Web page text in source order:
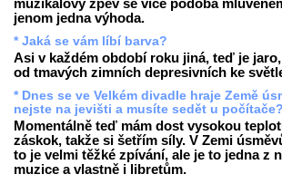
muzikálový zpěv se více podobá
jenom jedna výhoda.
* Jaká se vám líbí barva?
Asi v každém období roku jiná, teď je
od tmavých zimních depresivních ke
* Dnes se ve Velkém divadle hraje Země
nejste na jevišti a musíte sedět u počítače?
Momentálně teď mám dost vysokou
záskok, takže si šetřím síly. V Zemi
to je velmi těžké zpívání, ale je to jedna z
muzice a vlastně i libretům.